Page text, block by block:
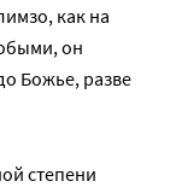
как на
он
Божье, разве
степени